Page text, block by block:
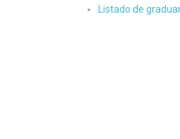
Listado de